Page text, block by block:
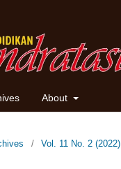
About
/ Vol. 11 No. 2 (2022)